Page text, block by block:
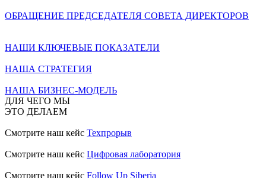
ОБРАЩЕНИЕ ПРЕДСЕДАТЕЛЯ СОВЕТА ДИРЕКТОРОВ
НАШИ КЛЮЧЕВЫЕ ПОКАЗАТЕЛИ
НАША СТРАТЕГИЯ
НАША БИЗНЕС-МОДЕЛЬ
ДЛЯ ЧЕГО МЫ
ЭТО ДЕЛАЕМ
Смотрите наш кейс Техпрорыв
Смотрите наш кейс Цифровая лаборатория
Смотрите наш кейс Follow Up Siberia